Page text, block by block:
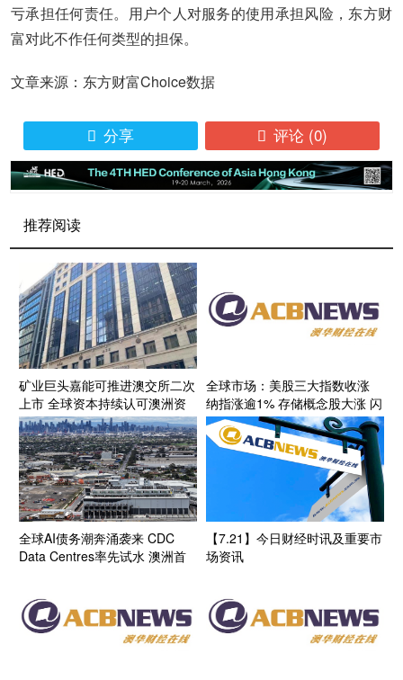
亏承担任何责任。用户个人对服务的使用承担风险，东方财
富对此不作任何类型的担保。
文章来源：东方财富Choice数据
 分享  评论 (0)
推荐阅读
矿业巨头嘉能可推进澳交所二次
上市 全球资本持续认可澳洲资
源投资生态
全球市场：美股三大指数收涨
纳指涨逾1% 存储概念股大涨 闪
迪涨超14%
全球AI债务潮奔涌袭来 CDC
Data Centres率先试水 澳洲首
【7.21】今日财经时讯及重要市
场资讯